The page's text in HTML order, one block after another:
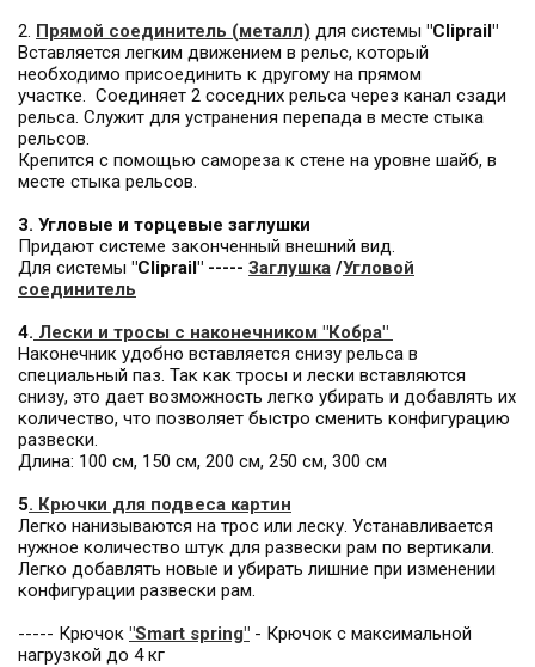
2. Прямой соединитель (металл) для системы "Cliprail"
Вставляется легким движением в рельс, который
необходимо присоединить к другому на прямом
участке. Соединяет 2 соседних рельса через канал сзади
рельса. Служит для устранения перепада в месте стыка
рельсов.
Крепится с помощью самореза к стене на уровне шайб, в
месте стыка рельсов.
3. Угловые и торцевые заглушки
Придают системе законченный внешний вид.
Для системы "Cliprail" ----- Заглушка /Угловой
соединитель
4. Лески и тросы с наконечником "Кобра"
Наконечник удобно вставляется снизу рельса в
специальный паз. Так как тросы и лески вставляются
снизу, это дает возможность легко убирать и добавлять их
количество, что позволяет быстро сменить конфигурацию
развески.
Длина: 100 см, 150 см, 200 см, 250 см, 300 см
5. Крючки для подвеса картин
Легко нанизываются на трос или леску. Устанавливается
нужное количество штук для развески рам по вертикали.
Легко добавлять новые и убирать лишние при изменении
конфигурации развески рам.
----- Крючок "Smart spring" - Крючок с максимальной
нагрузкой до 4 кг